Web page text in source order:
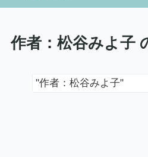
作者：松谷みよ子